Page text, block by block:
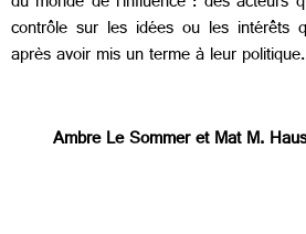
contrôle sur les idées ou les intérêts
après avoir mis un terme à leur politique.
Ambre Le Sommer et Mat M.